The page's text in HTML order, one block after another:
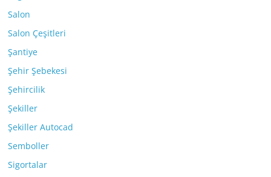
Salon
Salon Çeşitleri
Şantiye
Şehir Şebekesi
Şehircilik
Şekiller
Şekiller Autocad
Semboller
Sigortalar